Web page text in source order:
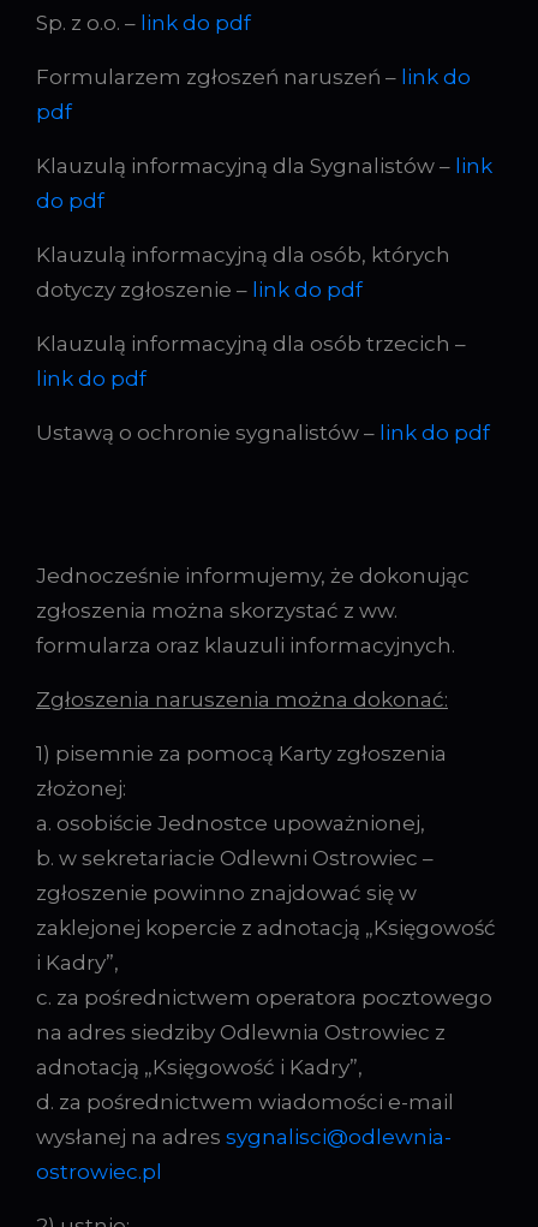
Sp. z o.o. – link do pdf
Formularzem zgłoszeń naruszeń – link do
pdf
Klauzulą informacyjną dla Sygnalistów – link
do pdf
Klauzulą informacyjną dla osób, których
dotyczy zgłoszenie – link do pdf
Klauzulą informacyjną dla osób trzecich –
link do pdf
Ustawą o ochronie sygnalistów – link do pdf
Jednocześnie informujemy, że dokonując
zgłoszenia można skorzystać z ww.
formularza oraz klauzuli informacyjnych.
Zgłoszenia naruszenia można dokonać:
1) pisemnie za pomocą Karty zgłoszenia
złożonej:
a. osobiście Jednostce upoważnionej,
b. w sekretariacie Odlewni Ostrowiec –
zgłoszenie powinno znajdować się w
zaklejonej kopercie z adnotacją „Księgowość
i Kadry”,
c. za pośrednictwem operatora pocztowego
na adres siedziby Odlewnia Ostrowiec z
adnotacją „Księgowość i Kadry”,
d. za pośrednictwem wiadomości e-mail
wysłanej na adres sygnalisci@odlewnia-
ostrowiec.pl